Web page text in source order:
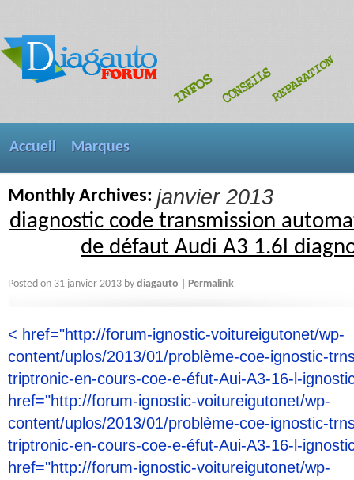
Accueil Marques
Monthly Archives: janvier 2013
diagnostic code transmission
de défaut Audi A3 1.6l
Posted on 31 janvier 2013 by diagauto Permalink
< href="http://forum-ignostic-voitureigutonet/wp-
content/uplos/2013/01/problème-coe-ignostic-
triptronic-en-cours-coe-e-éfut-Aui-A3-16-l-
href="http://forum-ignostic-voitureigutonet/wp-
content/uplos/2013/01/problème-coe-ignostic-
triptronic-en-cours-coe-e-éfut-Aui-A3-16-l-
href="http://forum-ignostic-voitureigutonet/wp-